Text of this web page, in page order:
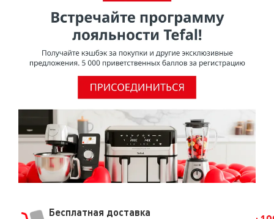
Бесплатная доставка